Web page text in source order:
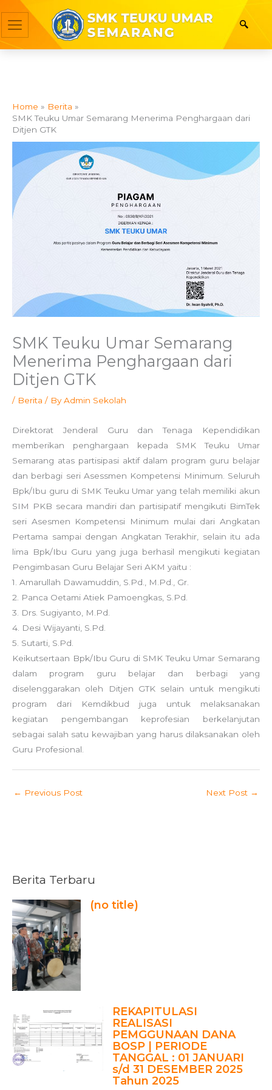
content
Home
Berita
SMK Teuku Umar Semarang Menerima Penghargaan dari
Ditjen GTK
SMK Teuku Umar Semarang
Menerima Penghargaan dari
Ditjen GTK
/ Berita / ByAdmin Sekolah
Direktorat Jenderal Guru dan Tenaga Kependidikan
memberikan penghargaan kepada SMK Teuku Umar
Semarang atas partisipasi aktif dalam program guru belajar
dan berbagi seri Asessmen Kompetensi Minimum. Seluruh
Bpk/Ibu guru di SMK Teuku Umar yang telah memiliki akun
SIM PKB secara mandiri dan partisipatif mengikuti BimTek
seri Asesmen Kompetensi Minimum mulai dari Angkatan
Pertama sampai dengan Angkatan Terakhir, selain itu ada
lima Bpk/Ibu Guru yang juga berhasil mengikuti kegiatan
Pengimbasan Guru Belajar Seri AKM yaitu :
1. Amarullah Dawamuddin, S.Pd., M.Pd., Gr.
2. Panca Oetami Atiek Pamoengkas, S.Pd.
3. Drs. Sugiyanto, M.Pd.
4. Desi Wijayanti, S.Pd.
5. Sutarti, S.Pd.
Keikutsertaan Bpk/Ibu Guru di SMK Teuku Umar Semarang
dalam program guru belajar dan berbagi yang
diselenggarakan oleh Ditjen GTK selain untuk mengikuti
program dari Kemdikbud juga untuk melaksanakan
kegiatan pengembangan keprofesian berkelanjutan
sebagai salah satu kewajiban yang harus dilaksanakan oleh
Guru Profesional.
← Previous Post Next Post →
Berita Terbaru
(no title)
REKAPITULASI
REALISASI
PEMGGUNAAN DANA
BOSP | PERIODE
TANGGAL : 01 JANUARI
s/d 31 DESEMBER 2025
Tahun 2025